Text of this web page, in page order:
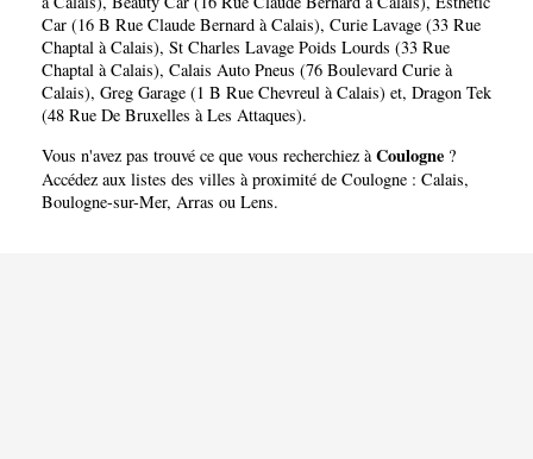
Car (16 B Rue Claude Bernard à Calais), Curie Lavage (33 Rue
Chaptal à Calais), St Charles Lavage Poids Lourds (33 Rue
Chaptal à Calais), Calais Auto Pneus (76 Boulevard Curie à
Calais), Greg Garage (1 B Rue Chevreul à Calais) et, Dragon Tek
(48 Rue De Bruxelles à Les Attaques).
Vous n'avez pas trouvé ce que vous recherchiez àCoulogne ?
Accédez aux listes des villes à proximité de Coulogne : Calais,
Boulogne-sur-Mer, Arras ou Lens.